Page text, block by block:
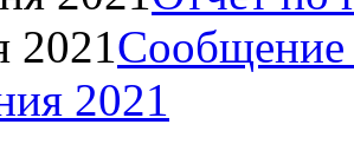
2021 Сообщение
2021